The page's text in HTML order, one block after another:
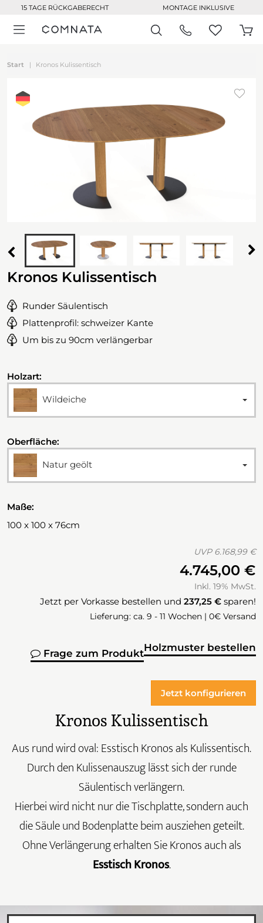
15 TAGE RÜCKGABERECHT MONTAGE INKLUSIVE
Start Kronos Kulissentisch
Kronos Kulissentisch
Runder Säulentisch
Plattenprofil: schweizer Kante
Um bis zu 90cm verlängerbar
Holzart:
Wildeiche
Oberfläche:
Natur geölt
Maße:
100 x 100 x 76cm
UVP 6.168,99 €
4.745,00 €
Inkl. 19% MwSt.
Jetzt per Vorkasse bestellen und 237,25 € sparen!
Lieferung: ca. 9 - 11 Wochen | 0€ Versand
Holzmuster bestellen
Frage zum Produkt
Jetzt konfigurieren
Kronos Kulissentisch
Aus rund wird oval: Esstisch Kronos als Kulissentisch.
Durch den Kulissenauszug lässt sich der runde
Säulentisch verlängern.
Hierbei wird nicht nur die Tischplatte, sondern auch
die Säule und Bodenplatte beim ausziehen geteilt.
Ohne Verlängerung erhalten Sie Kronos auch als
Esstisch Kronos.